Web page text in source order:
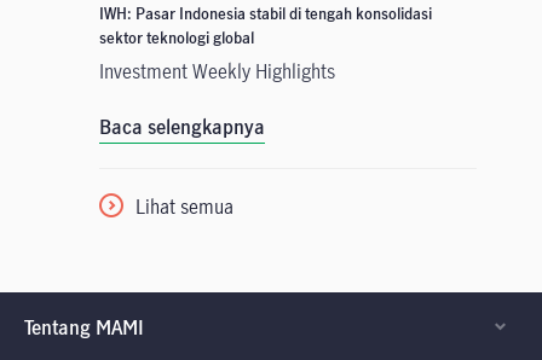
IWH: Pasar Indonesia stabil di tengah konsolidasi
sektor teknologi global
Investment Weekly Highlights
Baca selengkapnya
Lihat semua
Tentang MAMI